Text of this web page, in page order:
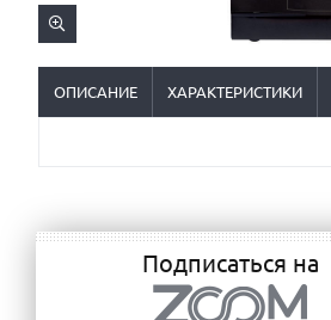
ОПИСАНИЕ ХАРАКТЕРИСТИКИ
Подписаться на